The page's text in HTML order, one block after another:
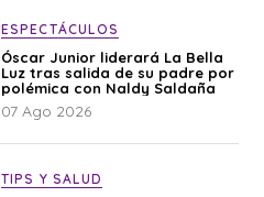
ESPECTÁCULOS
Óscar Junior liderará La Bella
Luz tras salida de su padre por
polémica con Naldy Saldaña
07 Ago 2026
TIPS Y SALUD